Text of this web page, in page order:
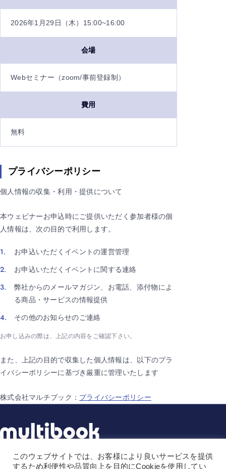
2026年1月29日（木）15:00~16:00
会場
Webセミナー（zoom/事前登録制）
費用
無料
プライバシーポリシー
個人情報の収集・利用・提供について
本ウェビナーお申込時にご提供いただく参加者様の個
人情報は、次の目的で利用します。
お申込いただくイベントの運営管理
お申込いただくイベントに関する連絡
弊社からのメールマガジン、お電話、添付物によ
る商品・サービスの情報提供
その他のお知らせのご連絡
お申し込みの際は、上記の内容をご確認下さい。
また、上記の目的で収集した個人情報は、以下のプラ
イバシーポリシーに基づき厳重に管理いたします
株式会社マルチブック： プライバシーポリシー
株式会社マルチブック
このウェブサイトでは、お客様により良いサービスを提供
するため利便性や品質向上を目的にCookieを使用してい